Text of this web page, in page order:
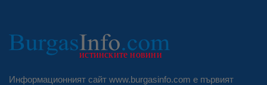
Информационният сайт www.burgasinfo.com е първият